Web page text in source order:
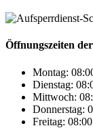
Öffnungszeiten
Montag:
Dienstag:
Mittwoch:
Donnerstag:
Freitag: